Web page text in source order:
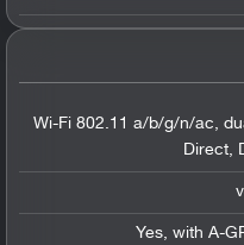
Wi-Fi 802.11 a/b/g/n/ac,
Direct,
Yes, with A-